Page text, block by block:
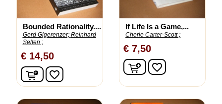
Bounded Rationality....
Gerd Gigerenzer; Reinhard
Selten ;
€ 14,50
In winkelwagen
favorite_border
If Life Is a Game,...
Cherie Carter-Scott ;
€ 7,50
In winkelwagen
favorite_border